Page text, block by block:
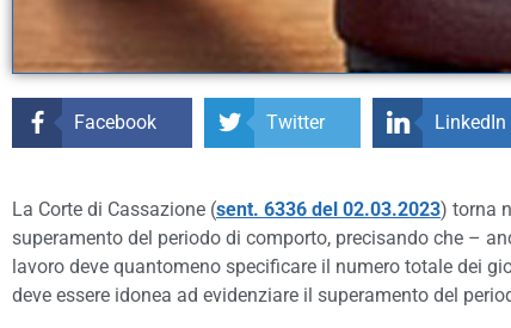
Facebook Twitter LinkedIn
La Corte di Cassazione (sent. 6336 del 02.03.2023) torna
superamento del periodo di comporto, precisando che –
lavoro deve quantomeno specificare il numero totale dei
deve essere idonea ad evidenziare il superamento del